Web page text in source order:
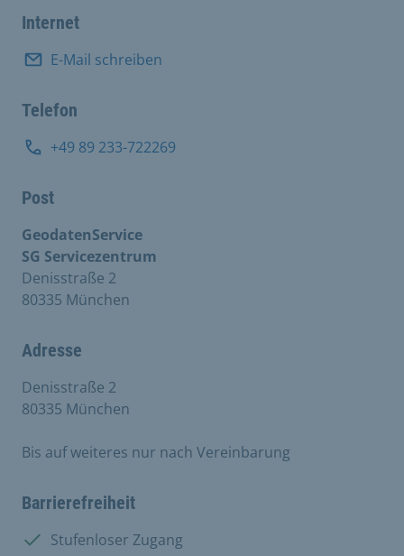
Internet
E-Mail schreiben
Telefon
+49 89 233-722269
Post
GeodatenService
SG Servicezentrum
Denisstraße 2
80335 München
Adresse
Denisstraße 2
80335 München
Bis auf weiteres nur nach Vereinbarung
Barrierefreiheit
Vorhanden:
Stufenloser Zugang